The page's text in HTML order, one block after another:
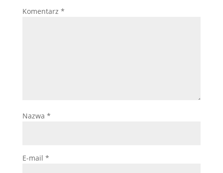
Komentarz *
Nazwa *
E-mail *